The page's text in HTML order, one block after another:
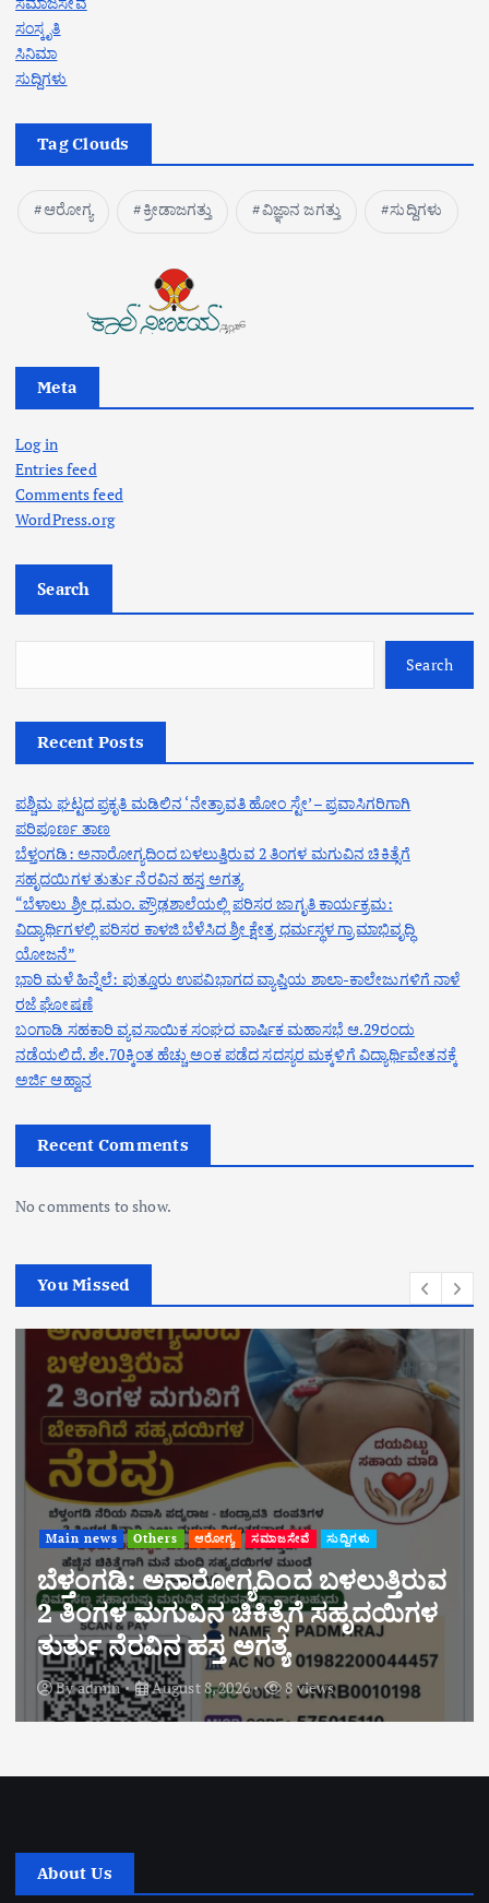
ಸಂಸ್ಕೃತಿ
ಸಿನಿಮಾ
ಸುದ್ದಿಗಳು
Tag Clouds
ಆರೋಗ್ಯ ಕ್ರೀಡಾಜಗತ್ತು ವಿಜ್ಞಾನ ಜಗತ್ತು ಸುದ್ದಿಗಳು
Meta
Log in
Entries feed
Comments feed
WordPress.org
Search
Search
Recent Posts
ಪಶ್ಚಿಮ ಘಟ್ಟದ ಪ್ರಕೃತಿ ಮಡಿಲಿನ ‘ನೇತ್ರಾವತಿ ಹೋಂ ಸ್ಟೇ’ – ಪ್ರವಾಸಿಗರಿಗಾಗಿ
ಪರಿಪೂರ್ಣ ತಾಣ
ಬೆಳ್ತಂಗಡಿ: ಅನಾರೋಗ್ಯದಿಂದ ಬಳಲುತ್ತಿರುವ 2 ತಿಂಗಳ ಮಗುವಿನ ಚಿಕಿತ್ಸೆಗೆ
ಸಹೃದಯಿಗಳ ತುರ್ತು ನೆರವಿನ ಹಸ್ತ ಅಗತ್ಯ
“ಬೆಳಾಲು ಶ್ರೀ ಧ.ಮಂ. ಪ್ರೌಢಶಾಲೆಯಲ್ಲಿ ಪರಿಸರ ಜಾಗೃತಿ ಕಾರ್ಯಕ್ರಮ:
ವಿದ್ಯಾರ್ಥಿಗಳಲ್ಲಿ ಪರಿಸರ ಕಾಳಜಿ ಬೆಳೆಸಿದ ಶ್ರೀ ಕ್ಷೇತ್ರ ಧರ್ಮಸ್ಥಳ ಗ್ರಾಮಾಭಿವೃದ್ಧಿ
ಯೋಜನೆ”
ಭಾರಿ ಮಳೆ ಹಿನ್ನೆಲೆ: ಪುತ್ತೂರು ಉಪವಿಭಾಗದ ವ್ಯಾಪ್ತಿಯ ಶಾಲಾ-ಕಾಲೇಜುಗಳಿಗೆ ನಾಳೆ
ರಜೆ ಘೋಷಣೆ
ಬಂಗಾಡಿ ಸಹಕಾರಿ ವ್ಯವಸಾಯಿಕ ಸಂಘದ ವಾರ್ಷಿಕ ಮಹಾಸಭೆ ಆ.29ರಂದು
ನಡೆಯಲಿದೆ. ಶೇ.70ಕ್ಕಿಂತ ಹೆಚ್ಚು ಅಂಕ ಪಡೆದ ಸದಸ್ಯರ ಮಕ್ಕಳಿಗೆ ವಿದ್ಯಾರ್ಥಿವೇತನಕ್ಕೆ
ಅರ್ಜಿ ಆಹ್ವಾನ
Recent Comments
No comments to show.
You Missed
Main news Others ಆರೋಗ್ಯ ಸಮಾಜಸೇವೆ ಸುದ್ದಿಗಳು
ಬೆಳ್ತಂಗಡಿ: ಅನಾರೋಗ್ಯದಿಂದ ಬಳಲುತ್ತಿರುವ
2 ತಿಂಗಳ ಮಗುವಿನ ಚಿಕಿತ್ಸೆಗೆ ಸಹೃದಯಿಗಳ
ತುರ್ತು ನೆರವಿನ ಹಸ್ತ ಅಗತ್ಯ
Byadmin August 8, 2026 8 views
About Us